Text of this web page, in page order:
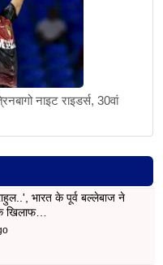
नाइट राइडर्स, 30वां
भारत के पूर्व बल्लेबाज ने
खिलाफ…